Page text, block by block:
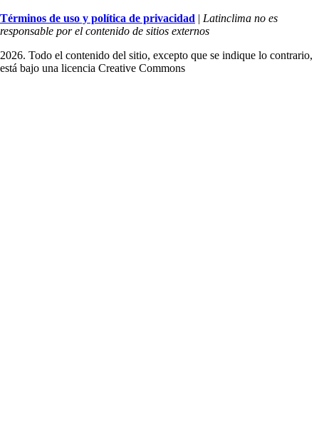
Términos de uso y política de privacidad | Latinclima no es
responsable por el contenido de sitios externos
2026. Todo el contenido del sitio, excepto que se indique lo contrario,
está bajo una licencia Creative Commons